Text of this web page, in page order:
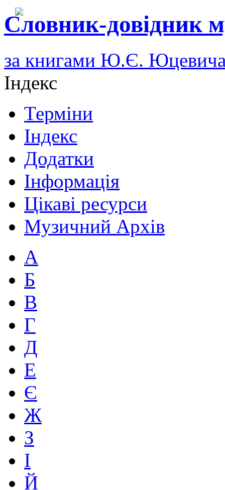
Словник-довідник
за книгами Ю.Є.
Індекс
Терміни
Індекс
Додатки
Інформація
Цікаві ресурси
Музичний Архів
А
Б
В
Г
Д
Е
Є
Ж
З
І
Й